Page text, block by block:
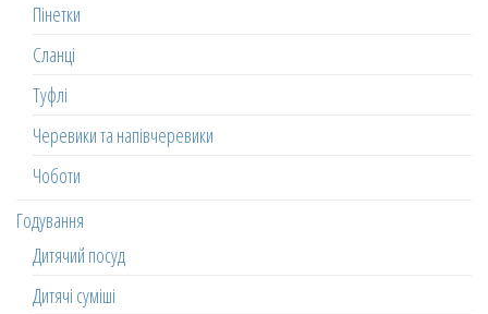
Пінетки
Сланці
Туфлі
Черевики та напівчеревики
Чоботи
Годування
Дитячий посуд
Дитячі суміші